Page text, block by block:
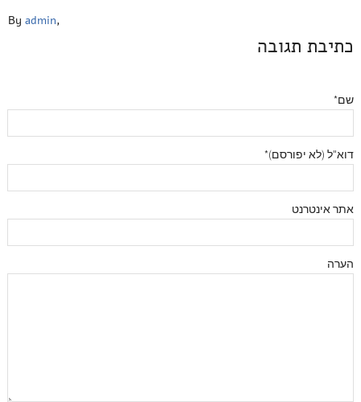
By admin,
כתיבת תגובה
שם*
דוא"ל (לא יפורסם)*
אתר אינטרנט
הערה